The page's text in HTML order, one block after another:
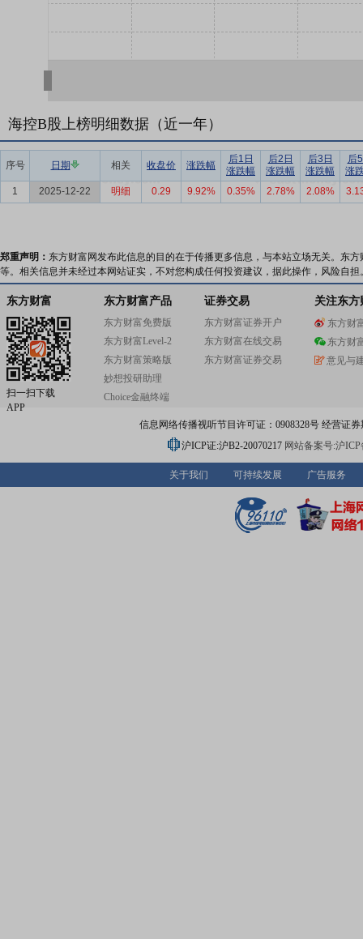
海控B股上榜明细数据（近一年）
序号 日期 相关 收盘价 涨跌幅
后1日
涨跌幅
后2日
涨跌幅
后3日
涨跌幅
后
涨
1
2025-12-22 明细 0.29 9.92% 0.35% 2.78% 2.08%
郑重声明： 东方财富网发布此信息的目的在于传播更多信息，与本站立场无关。东
等。相关信息并未经过本网站证实，不对您构成任何投资建议，据此操作，风险自担